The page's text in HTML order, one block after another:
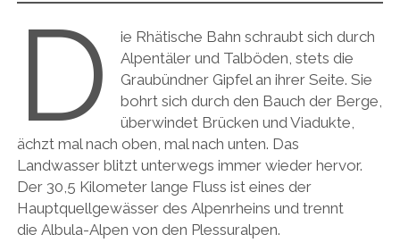
D
ie Rhätische Bahn schraubt sich durch
Alpentäler und Talböden, stets die
Graubündner Gipfel an ihrer Seite. Sie
bohrt sich durch den Bauch der Berge,
überwindet Brücken und Viadukte,
ächzt mal nach oben, mal nach unten. Das
Landwasser blitzt unterwegs immer wieder hervor.
Der 30,5 Kilometer lange Fluss ist eines der
Hauptquellgewässer des Alpenrheins und trennt
die Albula-Alpen von den Plessuralpen.